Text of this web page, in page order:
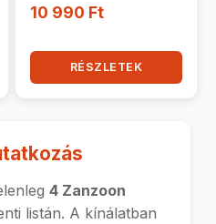
10 990 Ft
RÉSZLETEK
4 Zanzoon
listán. A kínálatban